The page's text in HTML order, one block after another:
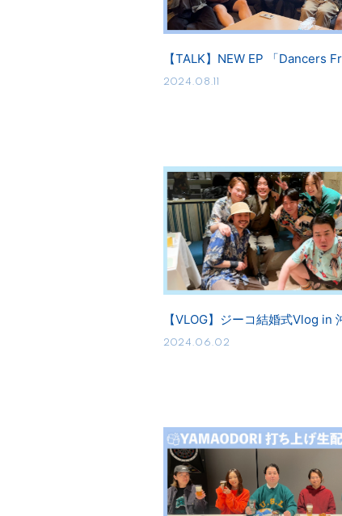
【TALK】NEW EP 「Dancers
2024.08.11
【VLOG】ジーコ結婚式Vlog in
2024.06.02